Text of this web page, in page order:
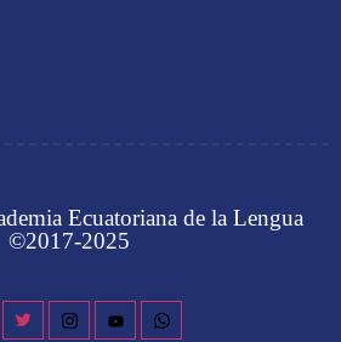
Ecuatoriana de la Lengua
©2017-2025